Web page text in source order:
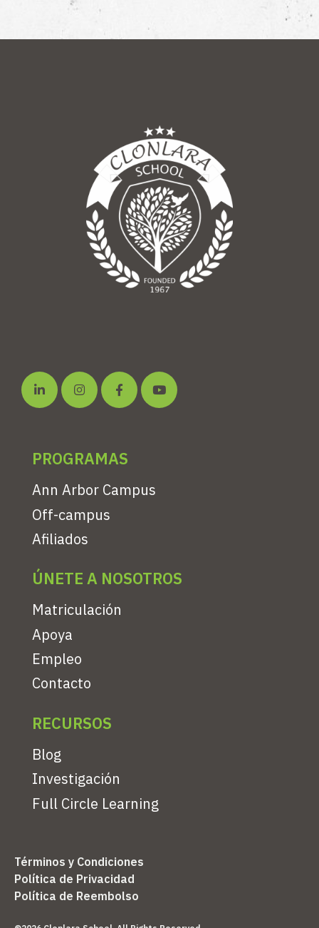
PROGRAMAS
Ann Arbor Campus
Off-campus
Afiliados
ÚNETE A NOSOTROS
Matriculación
Apoya
Empleo
Contacto
RECURSOS
Blog
Investigación
Full Circle Learning
Términos y Condiciones
Política de Privacidad
Política de Reembolso